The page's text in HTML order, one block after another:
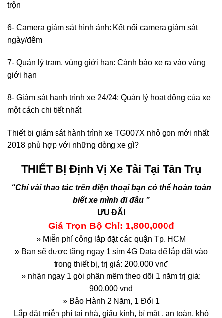
trộn
6- Camera giám sát hình ảnh: Kết nối camera giám sát
ngày/đêm
7- Quản lý trạm, vùng giới hạn: Cảnh báo xe ra vào vùng
giới hạn
8- Giám sát hành trình xe 24/24: Quản lý hoạt động của xe
một cách chi tiết nhất
Thiết bị giám sát hành trình xe TG007X nhỏ gọn mới nhất
2018 phù hợp với những dòng xe gì?
THIẾT BỊ Định Vị Xe Tải Tại Tân Trụ
“Chỉ vài thao tác trên điện thoại bạn có thể hoàn toàn
biết xe mình đi đâu ”
ƯU ĐÃI
Giá Trọn Bộ Chỉ: 1,800,000đ
» Miễn phí công lắp đặt các quận Tp. HCM
» Bạn sẽ được tặng ngay 1 sim 4G Data để lắp đặt vào
trong thiết bị, trị giá: 200.000 vnđ
» nhận ngay 1 gói phần mềm theo dõi 1 năm trị giá:
900.000 vnđ
» Bảo Hành 2 Năm, 1 Đổi 1
Lắp đặt miễn phí tại nhà, giấu kính, bí mật , an toàn, khó